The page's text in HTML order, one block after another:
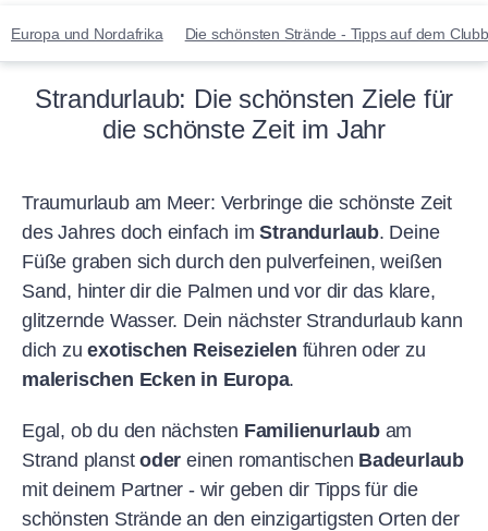
Europa und Nordafrika Die schönsten Strände - Tipps auf dem
Strandurlaub: Die schönsten Ziele für
die schönste Zeit im Jahr
Traumurlaub am Meer: Verbringe die schönste Zeit
des Jahres doch einfach imStrandurlaub. Deine
Füße graben sich durch den pulverfeinen, weißen
Sand, hinter dir die Palmen und vor dir das klare,
glitzernde Wasser. Dein nächster Strandurlaub kann
dich zuexotischen Reisezielen führen oder zu
malerischen Ecken in Europa.
Egal, ob du den nächsten Familienurlaub am
Strand planstoder einen romantischen Badeurlaub
mit deinem Partner - wir geben dir Tipps für die
schönsten Strände an den einzigartigsten Orten der